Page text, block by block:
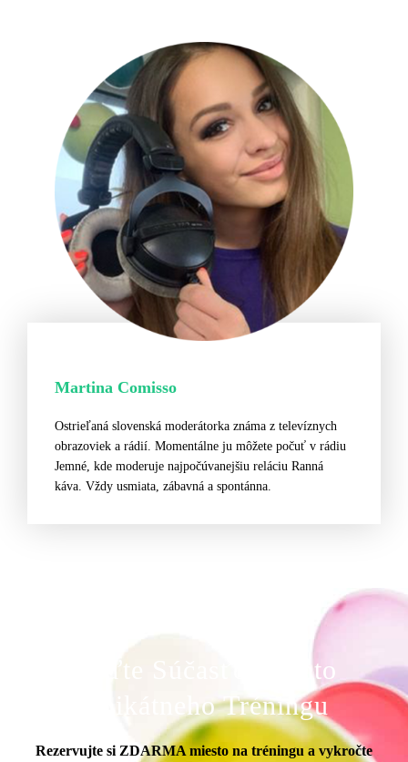
Martina Comisso
Ostrieľaná slovenská moderátorka známa z televíznych
obrazoviek a rádií. Momentálne ju môžete počuť v rádiu
Jemné, kde moderuje najpočúvanejšiu reláciu Ranná
káva. Vždy usmiata, zábavná a spontánna.
Buďte Súčasťou Tohto
Unikátneho Tréningu
Rezervujte si ZDARMA miesto na tréningu a vykročte